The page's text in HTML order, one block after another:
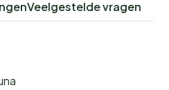
Veelgestelde vragen